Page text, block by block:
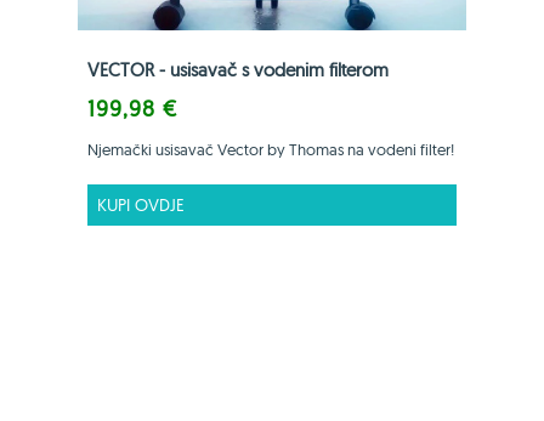
VECTOR - usisavač s vodenim filterom
199,98 €
Njemački usisavač Vector by Thomas na vodeni filter!
KUPI OVDJE